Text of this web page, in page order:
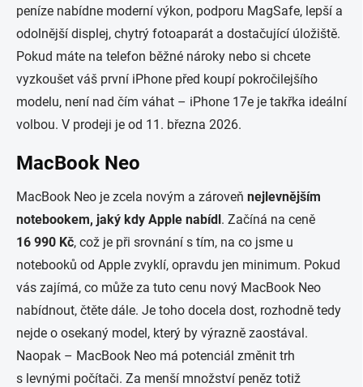
peníze nabídne moderní výkon, podporu MagSafe, lepší a
odolnější displej, chytrý fotoaparát a dostačující úložiště.
Pokud máte na telefon běžné nároky nebo si chcete
vyzkoušet váš první iPhone před koupí pokročilejšího
modelu, není nad čím váhat – iPhone 17e je takřka ideální
volbou. V prodeji je od 11. března 2026.
MacBook Neo
MacBook Neo je zcela novým a zároveň nejlevnějším
notebookem, jaký kdy Apple nabídl. Začíná na ceně
16 990 Kč, což je při srovnání s tím, na co jsme u
notebooků od Apple zvyklí, opravdu jen minimum. Pokud
vás zajímá, co může za tuto cenu nový MacBook Neo
nabídnout, čtěte dále. Je toho docela dost, rozhodně tedy
nejde o osekaný model, který by výrazně zaostával.
Naopak – MacBook Neo má potenciál změnit trh
s levnými počítači. Za menší množství peněz totiž